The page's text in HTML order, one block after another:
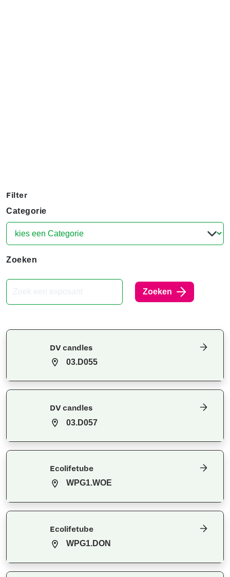
Filter
Categorie
Zoeken
Zoeken
DV candles
03.D055
DV candles
03.D057
Ecolifetube
WPG1.WOE
Ecolifetube
WPG1.DON